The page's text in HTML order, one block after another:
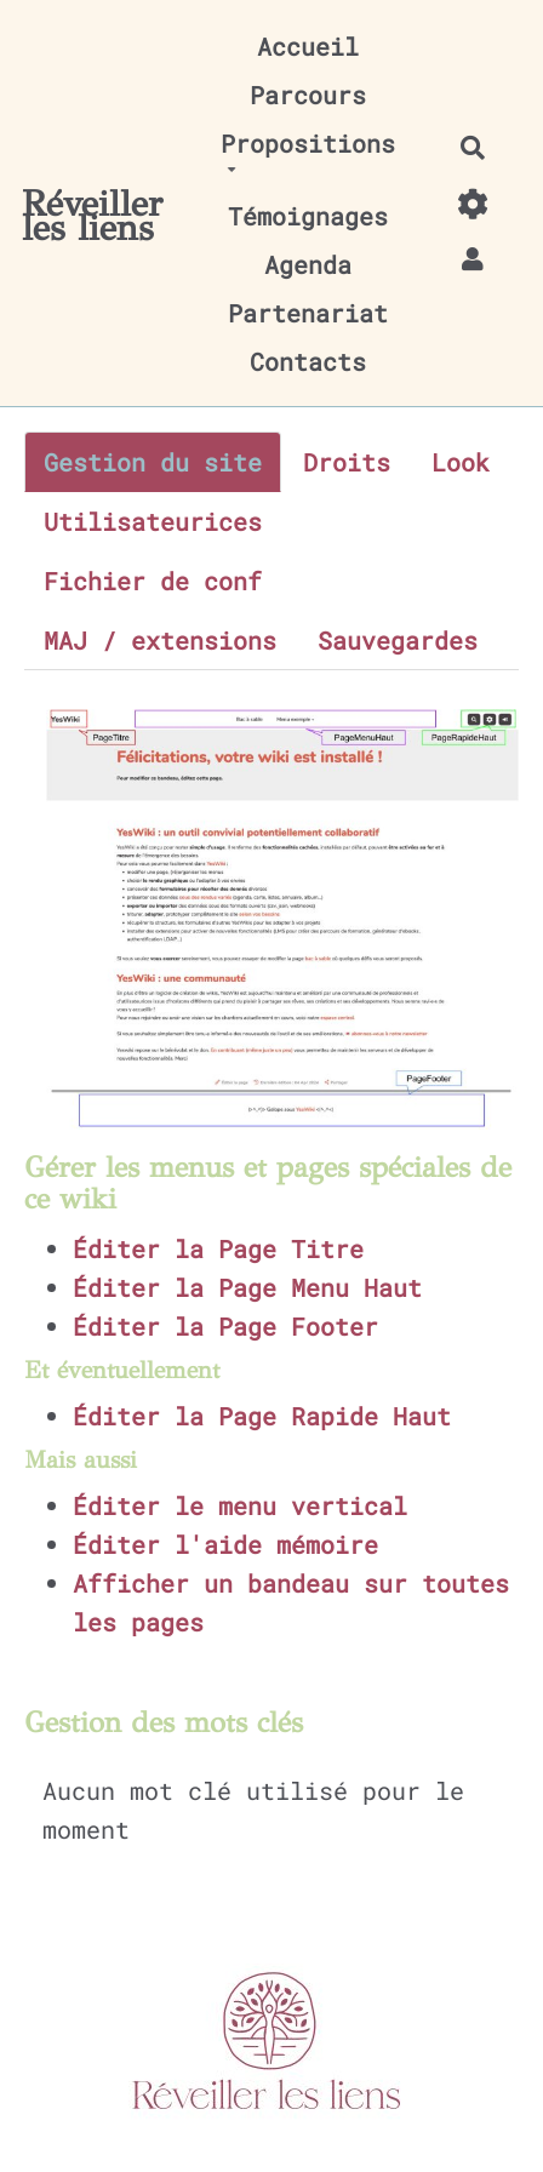
Aller au contenu principal
Réveiller
les liens
Accueil
Parcours
Propositions
Témoignages
Agenda
Partenariat
Contacts
Gestion du site Droits
Look
Utilisateurices
Fichier de conf
MAJ / extensions
Sauvegardes
Gérer les menus et pages spéciales de
ce wiki
Éditer la Page Titre
Éditer la Page Menu Haut
Éditer la Page Footer
Et éventuellement
Éditer la Page Rapide Haut
Mais aussi
Éditer le menu vertical
Éditer l'aide mémoire
Afficher un bandeau sur toutes
les pages
Gestion des mots clés
Aucun mot clé utilisé pour le
moment